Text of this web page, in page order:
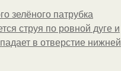
зелёного патрубка
струя по ровной дуге и
в отверстие нижней